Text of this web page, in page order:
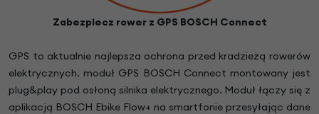
Zabezpiecz rower z GPS BOSCH Connect
GPS to aktualnie najlepsza ochrona przed kradzieżą rowerów
elektrycznych. moduł GPS BOSCH Connect montowany jest
plug&play pod osłoną silnika elektrycznego. Moduł łączy się z
aplikacją BOSCH Ebike Flow+ na smartfonie przesyłając dane